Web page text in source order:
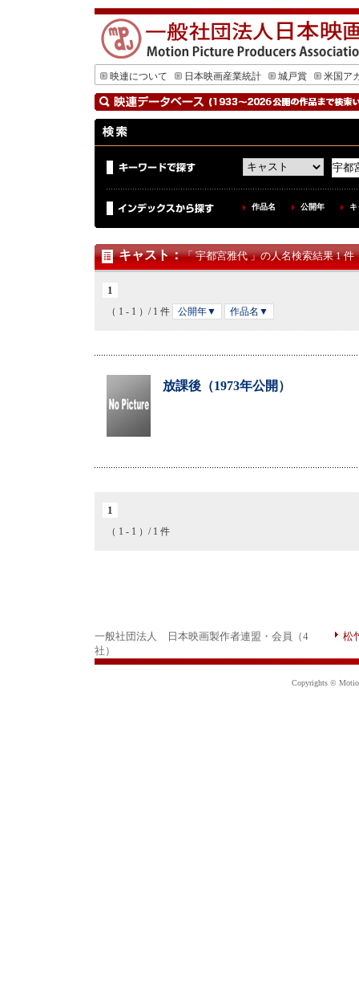
映連について 日本映画産業統計 城戸賞 米国ア
作品名 公開年
キャスト：「 宇都宮雅代 」の人名検索結果 1 件
1
（ 1 - 1 ）/ 1 件 公開年▼ 作品名▼
放課後（1973年公開）
1
（ 1 - 1 ）/ 1 件
一般社団法人 日本映画製作者連盟・会員（4
社）
松
Copyrights ©